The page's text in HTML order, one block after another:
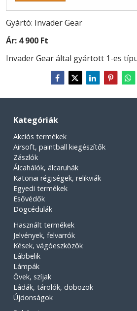
Gyártó: Invader Gear
Ár: 4 900 Ft
Invader Gear által gyártott 1-es
Kategóriák
Akciós termékek
Airsoft, paintball kiegészítők
Zászlók
Álcahálók, álcaruhák
Katonai régiségek, relikviák
Egyedi termékek
Esővédők
Dögcédulák
Használt termékek
Jelvények, felvarrók
Kések, vágóeszközök
Lábbelik
Lámpák
Övek, szíjak
Ládák, tárolók, dobozok
Újdonságok